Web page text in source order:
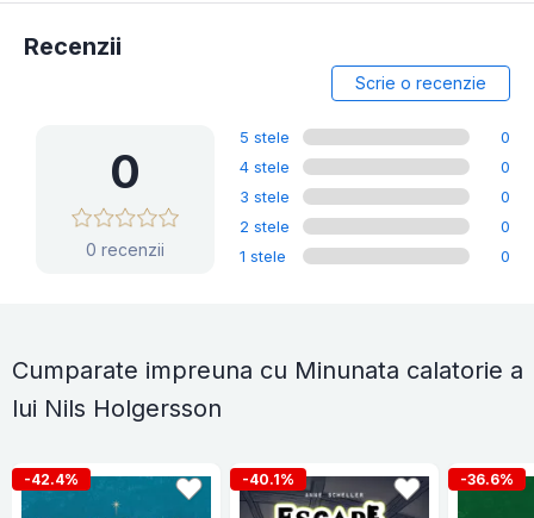
Recenzii
Scrie o recenzie
0
0 recenzii
5 stele
0
4 stele
0
3 stele
0
2 stele
0
1 stele
0
Cumparate impreuna cu Minunata calatorie a
lui Nils Holgersson
-42.4% -40.1% -36.6%